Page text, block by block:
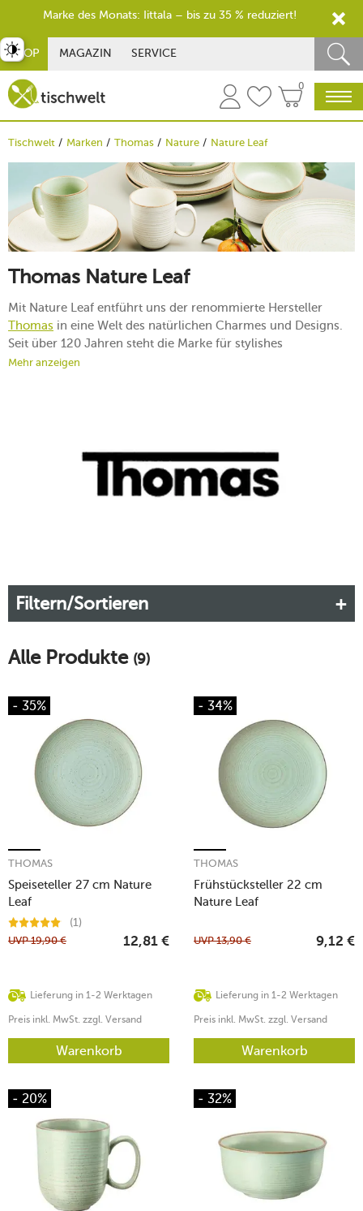
SHOP MAGAZIN SERVICE
0
Tischwelt Marken Thomas Nature Nature Leaf
Thomas Nature Leaf
Mit Nature Leaf entführt uns der renommierte Hersteller
Thomas in eine Welt des natürlichen Charmes und Designs.
Seit über 120 Jahren steht die Marke für stylishes
Alltagsgeschirr und alltagstaugliche Qualitätskeramik. Das
Mehr anzeigen
Filtern/Sortieren
Alle Produkte (9)
- 35%
Speiseteller 27 cm Nature
Leaf
THOMAS
(1)
Lieferung in 1-2 Werktagen
UVP19,90 € 12,81 €
Preis inkl. MwSt. zzgl. Versand
Warenkorb
- 34%
Frühstücksteller 22 cm
Nature Leaf
THOMAS
Lieferung in 1-2 Werktagen
UVP13,90 € 9,12 €
Preis inkl. MwSt. zzgl. Versand
Warenkorb
- 20% - 32%
umschalten
Marke des Monats: Iittala – bis zu 35 % reduziert!